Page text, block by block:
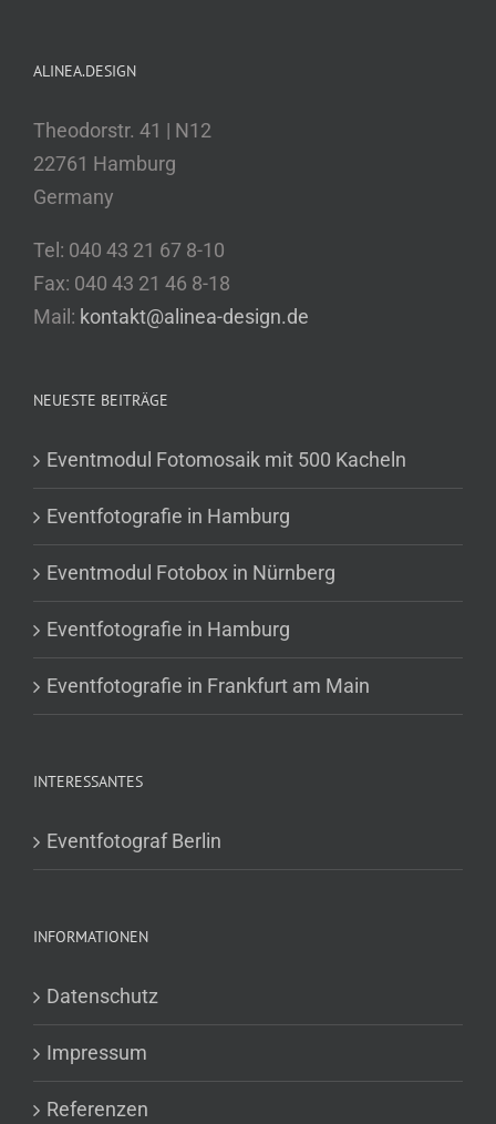
ALINEA.DESIGN
Theodorstr. 41 | N12
22761 Hamburg
Germany
Tel: 040 43 21 67 8-10
Fax: 040 43 21 46 8-18
Mail: kontakt@alinea-design.de
NEUESTE BEITRÄGE
Eventmodul Fotomosaik mit 500 Kacheln
Eventfotografie in Hamburg
Eventmodul Fotobox in Nürnberg
Eventfotografie in Hamburg
Eventfotografie in Frankfurt am Main
INTERESSANTES
Eventfotograf Berlin
INFORMATIONEN
Datenschutz
Impressum
Referenzen